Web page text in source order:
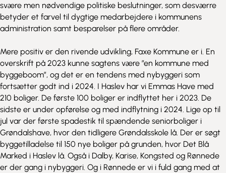
svære men nødvendige politiske beslutninger, som desværre
betyder et farvel til dygtige medarbejdere i kommunens
administration samt besparelser på flere områder.
Mere positiv er den rivende udvikling, Faxe Kommune er i. En
overskrift på 2023 kunne sagtens være ”en kommune med
byggeboom”, og det er en tendens med nybyggeri som
fortsætter godt ind i 2024. I Haslev har vi Emmas Have med
210 boliger. De første 100 boliger er indflyttet her i 2023. De
sidste er under opførelse og med indflytning i 2024. Lige op til
jul var der første spadestik til spændende seniorboliger i
Grøndalshave, hvor den tidligere Grøndalsskole lå. Der er søgt
byggetilladelse til 150 nye boliger på grunden, hvor Det Blå
Marked i Haslev lå. Også i Dalby, Karise, Kongsted og Rønnede
er der gang i nybyggeri. Og i Rønnede er vi i fuld gang med at